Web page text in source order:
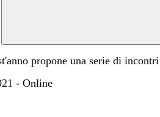
propone una serie di
- Online